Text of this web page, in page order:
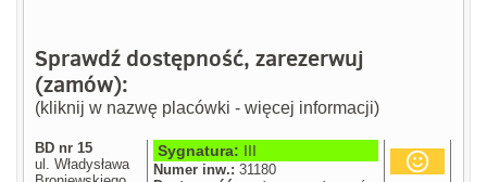
Sprawdź dostępność, zarezerwuj
(zamów):
(kliknij w nazwę placówki - więcej informacji)
BD nr 15
ul. Władysława
Sygnatura: III
Numer inw.: 31180